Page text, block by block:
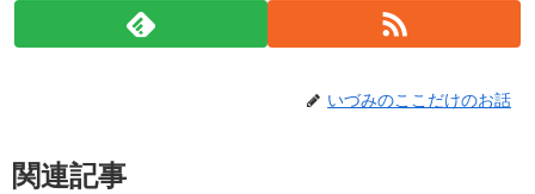
いづみのここだけのお話
関連記事